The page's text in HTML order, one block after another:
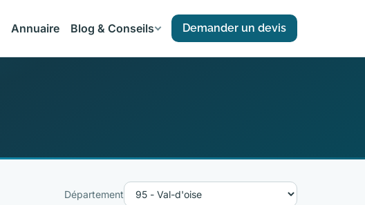
Annuaire Blog & Conseils Demander un devis
Département